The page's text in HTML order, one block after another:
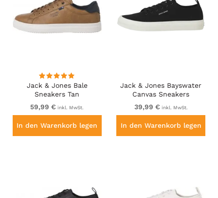
Jack & Jones Bale
Sneakers Tan
59,99 € inkl. MwSt.
In den Warenkorb legen
Jack & Jones Bayswater
Canvas Sneakers
Anthracite
39,99 € inkl. MwSt.
In den Warenkorb legen